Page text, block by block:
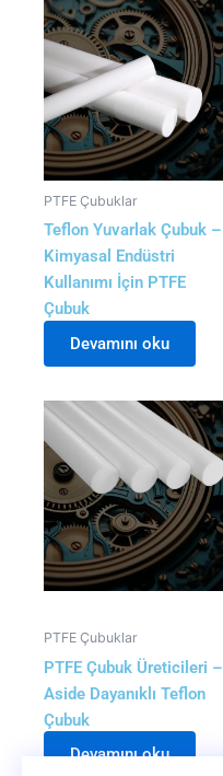
PTFE Çubuklar
Teflon Yuvarlak Çubuk –
Kimyasal Endüstri
Kullanımı İçin PTFE
Çubuk
Devamını oku
PTFE Çubuklar
PTFE Çubuk Üreticileri –
Aside Dayanıklı Teflon
Çubuk
Devamını oku